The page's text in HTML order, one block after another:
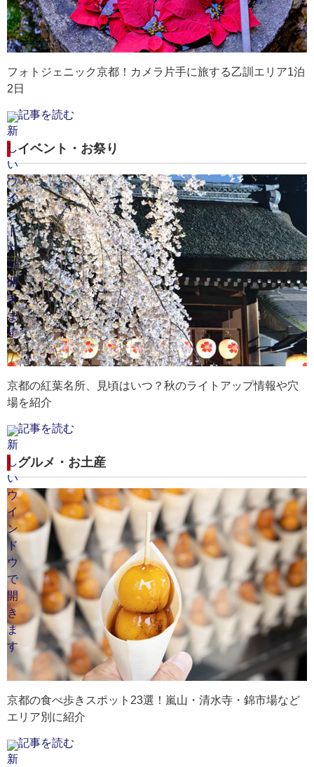
最寄りの空港：伊丹空港・関西空港
に
最
最寄りの空港：伊丹空港・関西空港
最
フォトジェニック京都！カメラ片手に旅する乙訓エリア1泊
2日
記事を読む
イベント・お祭り
京都の紅葉名所、見頃はいつ？秋のライトアップ情報や穴
場を紹介
記事を読む
グルメ・お土産
京都の食べ歩きスポット23選！嵐山・清水寺・錦市場など
エリア別に紹介
記事を読む